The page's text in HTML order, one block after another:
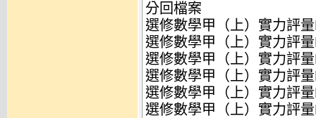
分回檔案
選修數學甲（上）實力評
選修數學甲（上）實力評
選修數學甲（上）實力評
選修數學甲（上）實力評
選修數學甲（上）實力評
選修數學甲（上）實力評